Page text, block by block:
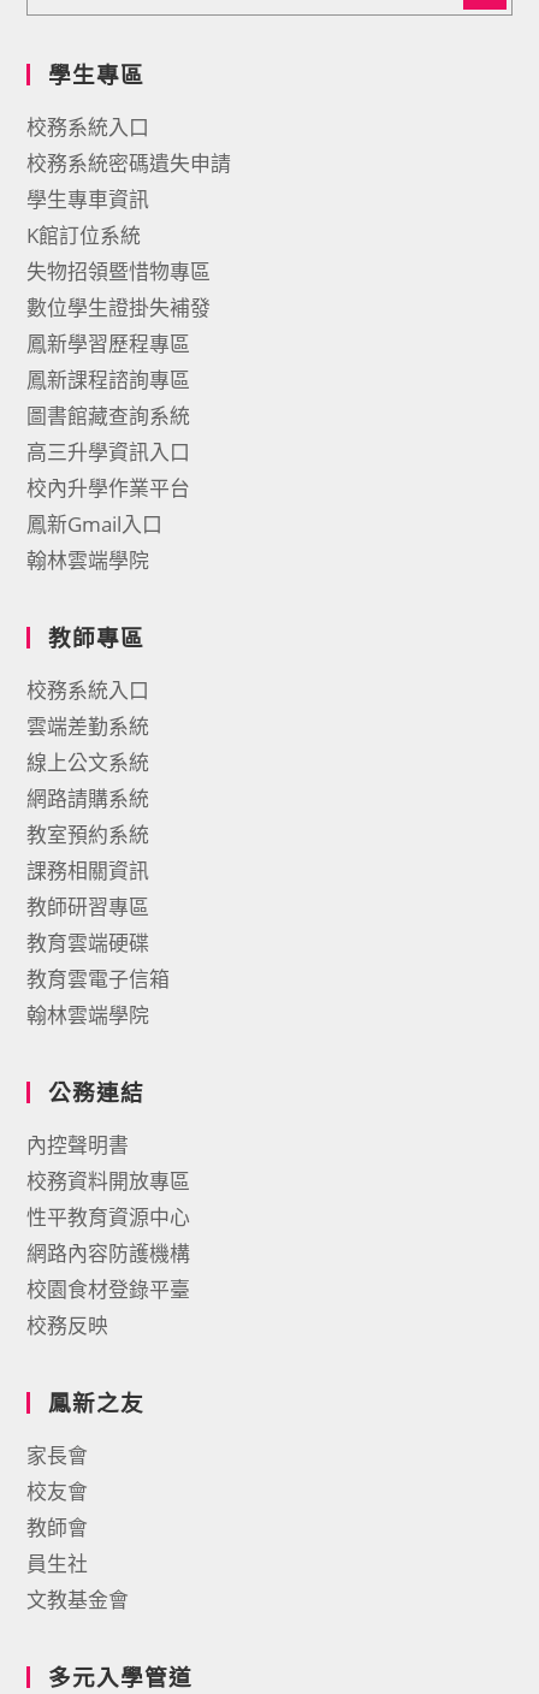
學生專區
校務系統入口
校務系統密碼遺失申請
學生專車資訊
K館訂位系統
失物招領暨惜物專區
數位學生證掛失補發
鳳新學習歷程專區
鳳新課程諮詢專區
圖書館藏查詢系統
高三升學資訊入口
校內升學作業平台
鳳新Gmail入口
翰林雲端學院
教師專區
校務系統入口
雲端差勤系統
線上公文系統
網路請購系統
教室預約系統
課務相關資訊
教師研習專區
教育雲端硬碟
教育雲電子信箱
翰林雲端學院
公務連結
內控聲明書
校務資料開放專區
性平教育資源中心
網路內容防護機構
校園食材登錄平臺
校務反映
鳳新之友
家長會
校友會
教師會
員生社
文教基金會
多元入學管道